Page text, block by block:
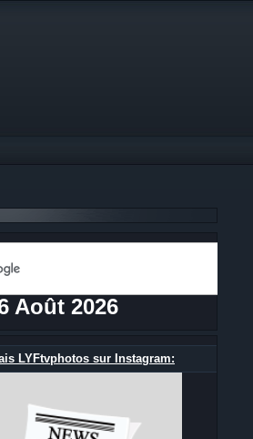
Août 2026
LYFtvphotos sur Instagram: